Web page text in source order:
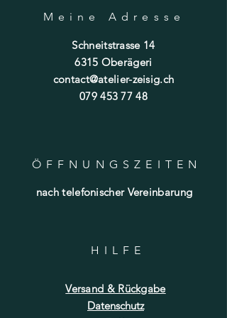
Meine Adresse
Schneitstrasse 14
6315 Oberägeri
contact@atelier-zeisig.ch
079 453 77 48
ÖFFNUNGSZEITE N
nach telefonischer Vereinbarung
HILF E
Versand & Rückgabe
Datenschutz